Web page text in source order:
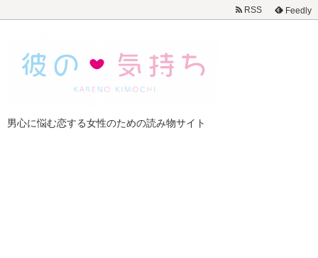
男心に悩む恋する女性のための読み物サイト
RSS Feedly